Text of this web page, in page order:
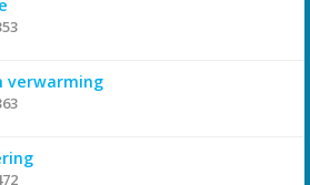
verwarming